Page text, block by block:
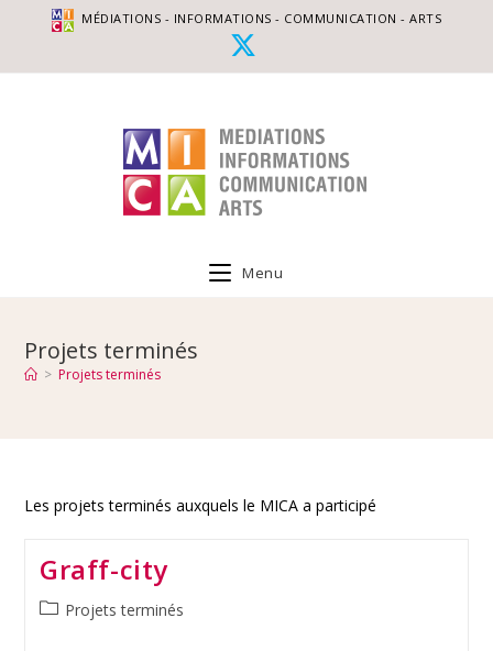
MÉDIATIONS - INFORMATIONS - COMMUNICATION - ARTS
Menu
Projets terminés
> Projets terminés
Les projets terminés auxquels le MICA a participé
Graff-city
Projets terminés